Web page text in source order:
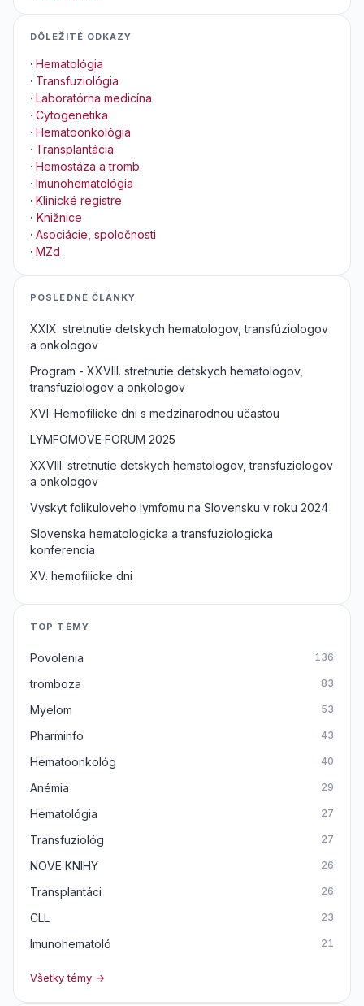
DÔLEŽITÉ ODKAZY
· Hematológia
· Transfuziológia
· Laboratórna medicína
· Cytogenetika
· Hematoonkológia
· Transplantácia
· Hemostáza a tromb.
· Imunohematológia
· Klinické registre
· Knižnice
· Asociácie, spoločnosti
· MZd
POSLEDNÉ ČLÁNKY
XXIX. stretnutie detskych hematologov, transfúziologov
a onkologov
Program - XXVIII. stretnutie detskych hematologov,
transfuziologov a onkologov
XVI. Hemofilicke dni s medzinarodnou učastou
LYMFOMOVE FORUM 2025
XXVIII. stretnutie detskych hematologov, transfuziologov
a onkologov
Vyskyt folikuloveho lymfomu na Slovensku v roku 2024
Slovenska hematologicka a transfuziologicka
konferencia
XV. hemofilicke dni
TOP TÉMY
Povolenia 136
tromboza 83
Myelom 53
Pharminfo 43
Hematoonkológ 40
Anémia 29
Hematológia 27
Transfuziológ 27
NOVE KNIHY 26
Transplantáci 26
CLL 23
Imunohematoló 21
Všetky témy →